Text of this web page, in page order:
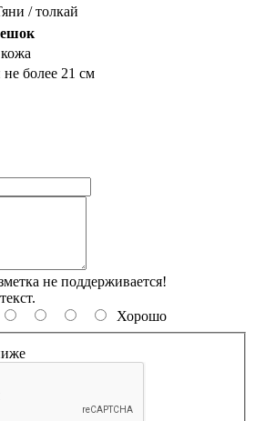
/ толкай
более 21 см
не поддерживается!
Хорошо